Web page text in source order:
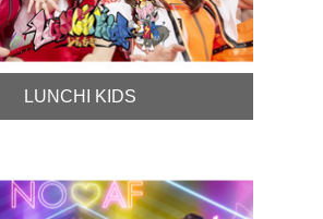
LUNCHI KIDS